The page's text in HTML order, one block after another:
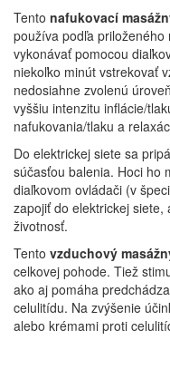
Tento nafukovací
používa podľa
vykonávať pomocou
niekoľko minút vstrekovať
nedosiahne zvolenú
vyššiu intenzitu inflácie/
nafukovania/tlaku a
Do elektrickej siete sa
súčasťou balenia. Hoci ho
diaľkovom ovládači (v
zapojiť do elektrickej
životnosť.
Tento vzduchový
celkovej pohode. Tiež
ako aj pomáha
celulitídu. Na zvýšenie
alebo krémami proti